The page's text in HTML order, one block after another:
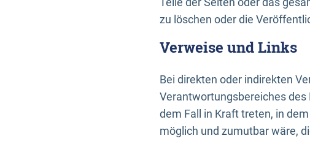
zu löschen oder die
Verweise und Links
Bei direkten oder indirekten
Verantwortungsbereiches
dem Fall in Kraft treten, in
möglich und zumutbar wäre,